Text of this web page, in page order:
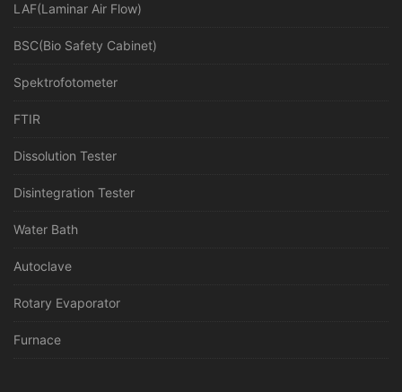
LAF(Laminar Air Flow)
BSC(Bio Safety Cabinet)
Spektrofotometer
FTIR
Dissolution Tester
Disintegration Tester
Water Bath
Autoclave
Rotary Evaporator
Furnace